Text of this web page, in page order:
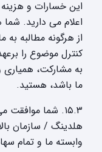
این خسارات و هزینه
اعلام می دارید.
از هرگونه مطالبه
کنترل موضوع را
به مشارکت،
ما باشد، هستید.
۱۵.۳. شما
هلدینگ / سازمان
وابسته ما و تمام